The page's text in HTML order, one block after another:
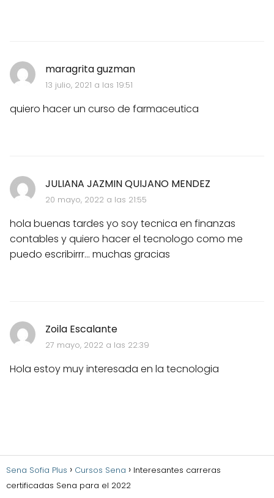
maragrita guzman
13 julio, 2021 a las 19:51
quiero hacer un curso de farmaceutica
JULIANA JAZMIN QUIJANO MENDEZ
20 mayo, 2022 a las 21:55
hola buenas tardes yo soy tecnica en finanzas
contables y quiero hacer el tecnologo como me
puedo escribirrr... muchas gracias
Zoila Escalante
27 mayo, 2022 a las 22:39
Hola estoy muy interesada en la tecnologia
Sena Sofia Plus Cursos Sena
Interesantes carreras
certificadas Sena para el 2022